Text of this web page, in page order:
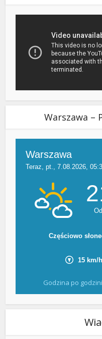
Warszawa –
Godzina po